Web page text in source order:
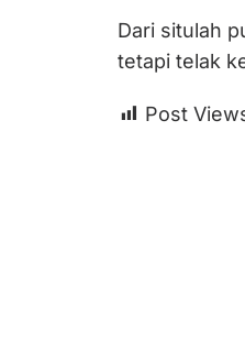
Dari situlah
tetapi telak
Post